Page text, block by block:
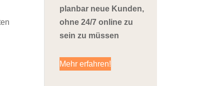
planbar neue Kunden,
ohne 24/7 online zu
sein zu müssen
Mehr erfahren!